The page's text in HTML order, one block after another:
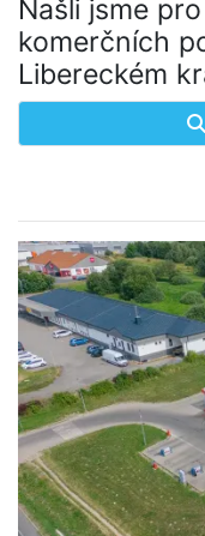
Našli jsme
komerčních
Libereckém